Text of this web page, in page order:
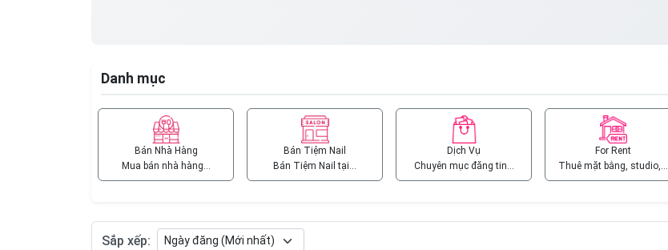
Danh mục
Bán Nhà Hàng
Mua bán nhà hàng…
Bán Tiệm Nail
Bán Tiệm Nail tại…
Dịch Vụ
Chuyên mục đăng tin…
For Rent
Thuê mặt bằng, studio,…
Sắp xếp: